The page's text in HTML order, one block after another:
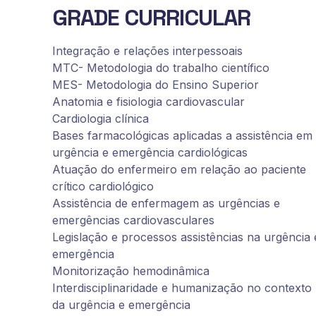
GRADE CURRICULAR
Integração e relações interpessoais
MTC- Metodologia do trabalho científico
MES- Metodologia do Ensino Superior
Anatomia e fisiologia cardiovascular
Cardiologia clínica
Bases farmacológicas aplicadas a assistência em
urgência e emergência cardiológicas
Atuação do enfermeiro em relação ao paciente
crítico cardiológico
Assistência de enfermagem as urgências e
emergências cardiovasculares
Legislação e processos assistências na urgência
emergência
Monitorização hemodinâmica
Interdisciplinaridade e humanização no contexto
da urgência e emergência